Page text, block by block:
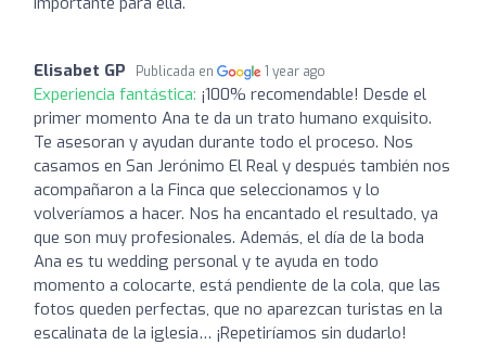
Elisabet GP Publicada en 1 year ago
Experiencia fantástica: ¡100% recomendable! Desde el
primer momento Ana te da un trato humano exquisito.
Te asesoran y ayudan durante todo el proceso. Nos
casamos en San Jerónimo El Real y después también nos
acompañaron a la Finca que seleccionamos y lo
volveríamos a hacer. Nos ha encantado el resultado, ya
que son muy profesionales. Además, el día de la boda
Ana es tu wedding personal y te ayuda en todo
momento a colocarte, está pendiente de la cola, que las
fotos queden perfectas, que no aparezcan turistas en la
escalinata de la iglesia… ¡Repetiríamos sin dudarlo!